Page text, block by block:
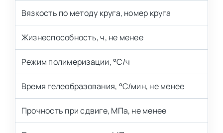
Вязкость по методу круга, номер круга
Жизнеспособность, ч, не менее
Режим полимеризации, °С/ч
Время гелеобразования, °С/мин, не менее
Прочность при сдвиге, МПа, не менее